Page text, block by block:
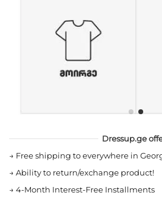
Dressup.ge
→ Free shipping to everywhere in
→ Ability to return/exchange product!
→ 4-Month Interest-Free Installments